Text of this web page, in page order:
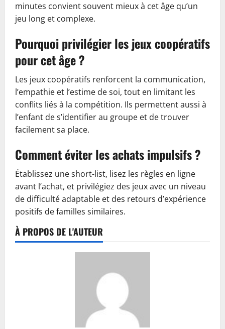
minutes convient souvent mieux à cet âge qu’un
jeu long et complexe.
Pourquoi privilégier les jeux coopératifs
pour cet âge ?
Les jeux coopératifs renforcent la communication,
l’empathie et l’estime de soi, tout en limitant les
conflits liés à la compétition. Ils permettent aussi à
l’enfant de s’identifier au groupe et de trouver
facilement sa place.
Comment éviter les achats impulsifs ?
Établissez une short-list, lisez les règles en ligne
avant l’achat, et privilégiez des jeux avec un niveau
de difficulté adaptable et des retours d’expérience
positifs de familles similaires.
À PROPOS DE L'AUTEUR